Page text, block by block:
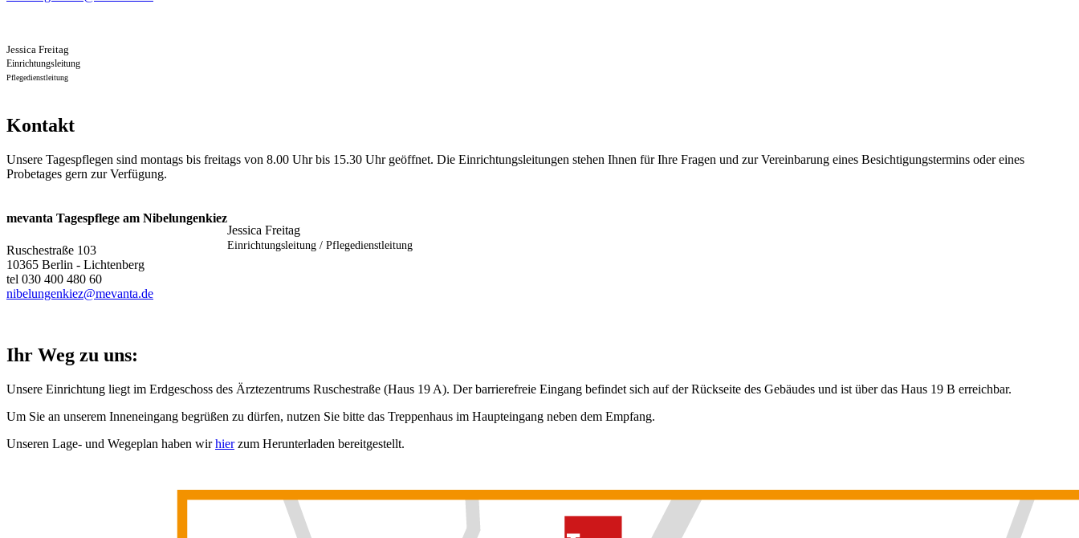
Jessica Freitag
Einrichtungsleitung
Pflegedienstleitung
Kontakt
Unsere Tagespflegen sind montags bis freitags von 8.00 Uhr bis 15.30 Uhr geöffnet. Die Einrichtungsleitungen stehen Ihnen für Ihre Fragen und zur Vereinbarung eines Besichtigungstermins oder eines
Probetages gern zur Verfügung.
mevanta Tagespflege am Nibelungenkiez
Ruschestraße 103
10365 Berlin - Lichtenberg
tel 030 400 480 60
nibelungenkiez@mevanta.de
Jessica Freitag
Einrichtungsleitung / Pflegedienstleitung
Ihr Weg zu uns:
Unsere Einrichtung liegt im Erdgeschoss des Ärztezentrums Ruschestraße (Haus 19 A). Der barrierefreie Eingang befindet sich auf der Rückseite des Gebäudes und ist über das Haus 19 B erreichbar.
Um Sie an unserem Inneneingang begrüßen zu dürfen, nutzen Sie bitte das Treppenhaus im Haupteingang neben dem Empfang.
Unseren Lage- und Wegeplan haben wirhierzum Herunterladen bereitgestellt.